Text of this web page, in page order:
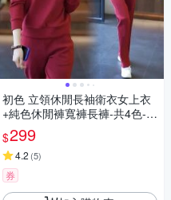
初色 立領休閒長袖衛衣女上衣
+純色休閒褲寬褲長褲-共4色-3
9627(M-4XL可選)
$299
4.2 (5)
券